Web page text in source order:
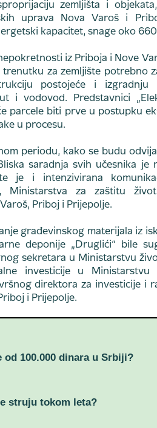
zemljišta i
uprava Nova Varoš i
kapacitet, snage oko
iz Priboja i Nove
za zemljište potrebno
postojeće i izgradnju
i vodovod. Predstavnici
parcele biti prve u postupku
u procesu.
periodu, kako se budu
saradnja svih učesnika je
je i intenzivirana
Ministarstva za zaštitu
Priboj i Prijepolje.
građevinskog materijala iz
deponije „Druglići“ bile
sekretara u Ministarstvu
investicije u
direktora za investicije i
i Prijepolje.
od 100.000 dinara u Srbiji?
struju tokom leta?